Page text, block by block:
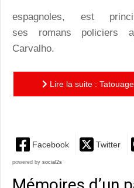
espagnoles, est
ses romans policiers
Carvalho.
Lire la suite :
Facebook Twitter
powered by social2s